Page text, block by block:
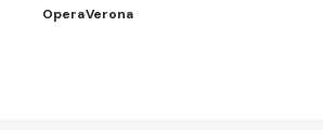
OperaVerona